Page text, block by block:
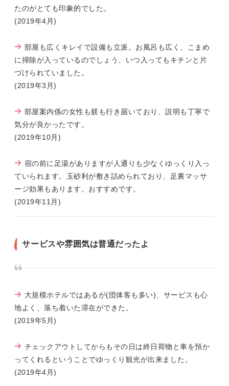
たのがとても印象的でした。
(2019年4月)
部屋も広くキレイで設備も立派。お風呂も広く、こまめ
に掃除が入っているのでしょう、いつ入ってもキチンと片
づけられていました。
(2019年3月)
部屋案内係の女性も躾も行き届いており、説明も丁寧で
気分が良かったです。
(2019年10月)
宿の前に足湯がありますが人通りも少なくゆっくり入っ
ていられます。玉砂利が敷き詰められており、足裏マッサ
ージ効果もあります。おすすめです。
(2019年11月)
サービスや雰囲気は普通だったよ
大規模ホテルではあるが(団体客も多い)、サービスも心
地よく、落ち着いた滞在ができた。
(2019年5月)
チェックアウトしてからもその日は終日荷物と車を預か
ってくれるということでゆっくり観光が出来ました。
(2019年4月)